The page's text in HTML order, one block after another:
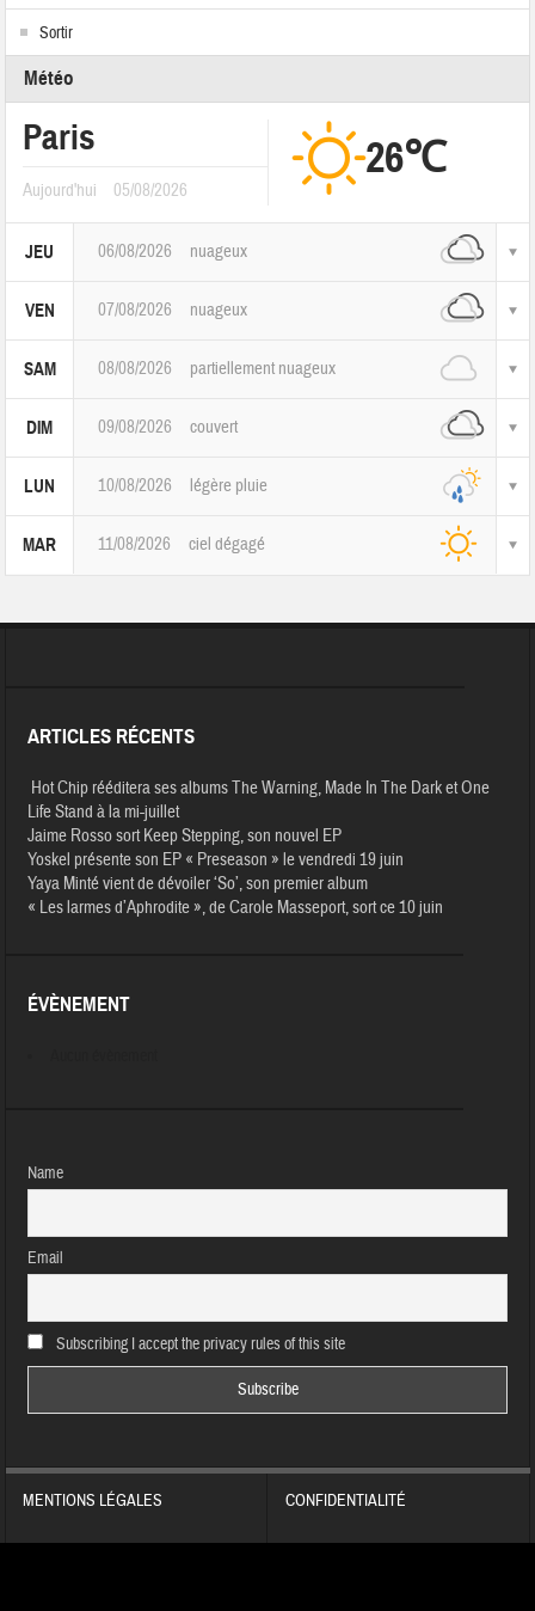
Sortir
Météo
Paris
Aujourd'hui 05/08/2026
26℃
JEU 06/08/2026 nuageux
VEN 07/08/2026 nuageux
SAM 08/08/2026 partiellement nuageux
DIM 09/08/2026 couvert
LUN 10/08/2026 légère pluie
MAR 11/08/2026 ciel dégagé
ARTICLES RÉCENTS
Hot Chip rééditera ses albums The Warning, Made In The Dark et One
Life Stand à la mi-juillet
Jaime Rosso sort Keep Stepping, son nouvel EP
Yoskel présente son EP « Preseason » le vendredi 19 juin
Yaya Minté vient de dévoiler ‘So’, son premier album
« Les larmes d’Aphrodite », de Carole Masseport, sort ce 10 juin
ÉVÈNEMENT
Name
Email
Subscribing I accept the privacy rules of this site
MENTIONS LÉGALES CONFIDENTIALITÉ